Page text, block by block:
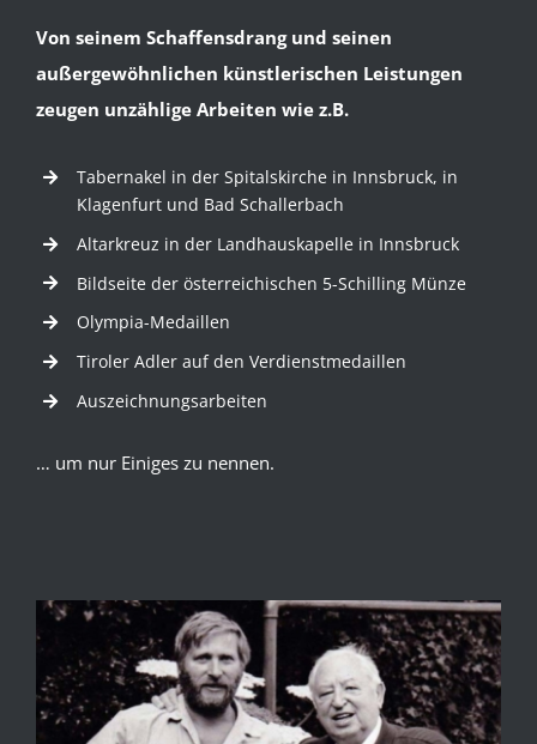
Von seinem Schaffensdrang und seinen
außergewöhnlichen künstlerischen Leistungen
zeugen unzählige Arbeiten wie z.B.
Tabernakel in der Spitalskirche in Innsbruck, in
Klagenfurt und Bad Schallerbach
Altarkreuz in der Landhauskapelle in Innsbruck
Bildseite der österreichischen 5-Schilling Münze
Olympia-Medaillen
Tiroler Adler auf den Verdienstmedaillen
Auszeichnungsarbeiten
… um nur Einiges zu nennen.